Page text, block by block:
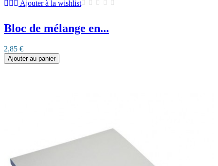
Ajouter à la wishlist
Bloc de mélange en...
2,85 €
Ajouter au panier